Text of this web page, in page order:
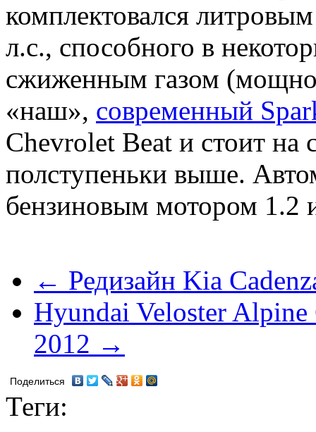
комплектовался
л.с., способного в
сжиженным газом
«наш», современный
Chevrolet Beat и стоит на
полступеньки выше.
бензиновым мотором 1.2
← Редизайн Kia
Hyundai Veloster
2012 →
Поделиться
Теги: